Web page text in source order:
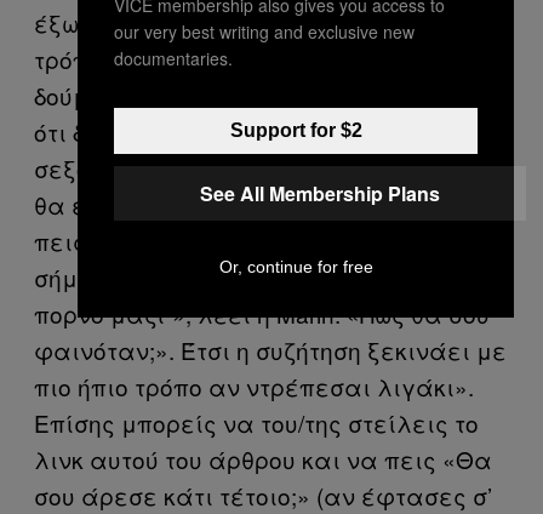
έξω απ’ έξω: «Ο αγαπημένος μου
τρόπος (να δω αν κάποιος θέλει να
δούμε πορνό μαζί) είναι να αναφέρω
ότι διάβασα ένα άρθρο σχετικά», λέει η
σεξοθεραπεύτρια Vanessa Marin – και
θα είναι αλήθεια τώρα! «Μπορείς να
πεις κάτι του στιλ “διάβαζα ένα άρθρο
σήμερα για ζευγάρια που βλεπουν
πορνό μαζί”», λέει η Marin. «Πώς θα σου
φαινόταν;». Έτσι η συζήτηση ξεκινάει με
πιο ήπιο τρόπο αν ντρέπεσαι λιγάκι».
Επίσης μπορείς να του/της στείλεις το
λινκ αυτού του άρθρου και να πεις «Θα
σου άρεσε κάτι τέτοιο;» (αν έφτασες σ’
our very best writing and exclusive new
documentaries.
Support for $2
See All Membership Plans
Or, continue for free